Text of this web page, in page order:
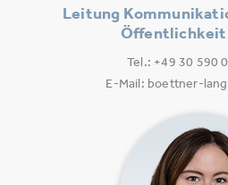
Leitung
Tel.: +49 30 590
E-Mail: boettner-